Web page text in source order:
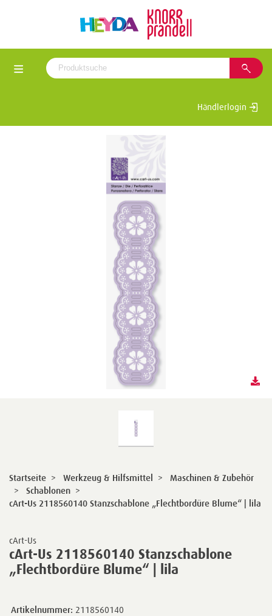
Händlerlogin
cArt-Us
cArt-Us 2118560140 Stanzschablone
„Flechtbordüre Blume“ | lila
Startseite > Werkzeug & Hilfsmittel >
Maschinen & Zubehör
>
Schablonen >
cArt-Us 2118560140 Stanzschablone „Flechtbordüre Blume“ | lila
Artikelnummer: 2118560140